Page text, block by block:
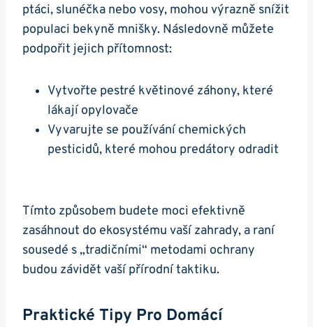
ptáci, slunéčka‍ nebo vosy, ⁢mohou výrazně⁢ snížit⁣
populaci‌ bekyně mnišky.‍ Následovně můžete‌
podpořit jejich přítomnost: ‍
Vytvořte pestré květinové záhony, které
lákají opylovače
Vyvarujte​ se používání chemických
pesticidů, které mohou predátory odradit
Tímto způsobem budete moci efektivně‍
zasáhnout do ekosystému vaší zahrady, a raní
sousedé⁤ s „tradičními“⁣ metodami ochrany
⁤budou závidět vaší⁢ přírodní taktiku.
Praktické ⁢tipy Pro Domácí